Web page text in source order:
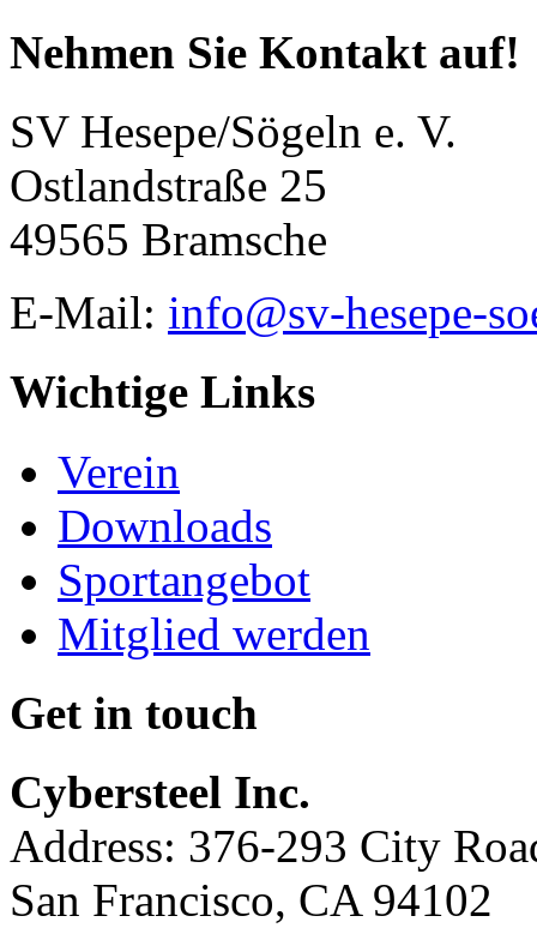
Nehmen Sie Kontakt auf!
SV Hesepe/Sögeln e. V.
Ostlandstraße 25
49565 Bramsche
E-Mail: info@sv-hesepe-
Wichtige Links
Verein
Downloads
Sportangebot
Mitglied werden
Get in touch
Cybersteel Inc.
Address: 376-293 City
San Francisco, CA 94102